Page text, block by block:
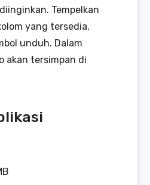
Tempelkan
yang tersedia,
unduh. Dalam
akan tersimpan di